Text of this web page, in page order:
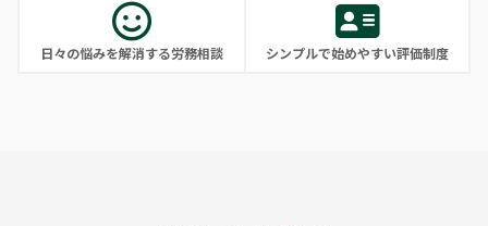
日々の悩みを解消する労務相談 シンプルで始めやすい評価制度